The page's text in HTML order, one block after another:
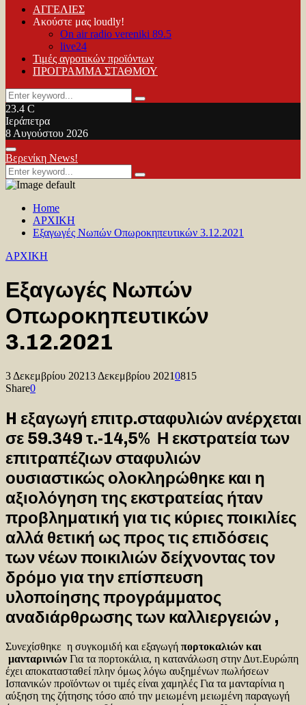
ΑΓΓΕΛΙΕΣ
Ακούστε μας loudly!
On air radio vereniki 89.5
live24
Τιμές αγροτικών προϊόντων
ΠΡΟΓΡΑΜΜΑ ΣΤΑΘΜΟΥ
Search
for:
Search
23.4 C
Ιεράπετρα
8 Αυγούστου 2026
Facebook
Twitter
Youtube
Primary
Menu
Βερενίκη News!
Search
for:
Search
Home
ΑΡΧΙΚΗ
Εξαγωγές Νωπών Οπωροκηπευτικών 3.12.2021
ΑΡΧΙΚΗ
Εξαγωγές Νωπών
Οπωροκηπευτικών
3.12.2021
3 Δεκεμβρίου 20213 Δεκεμβρίου 20210815
Share0
H εξαγωγή επιτρ.σταφυλιών ανέρχεται
σε 59.349 τ.-14,5% Η εκστρατεία των
επιτραπέζιων σταφυλιών
ουσιαστικώς ολοκληρώθηκε και η
αξιολόγηση της εκστρατείας ήταν
προβληματική για τις κύριες ποικιλίες
αλλά θετική ως προς τις επιδόσεις
των νέων ποικιλιών δείχνοντας τον
δρόμο για την επίσπευση
υλοποίησης προγράμματος
αναδιάρθρωσης των καλλιεργειών ,
Συνεχίσθηκε η συγκομιδή και εξαγωγή πορτοκαλιών και
μανταρινιών Για τα πορτοκάλια, η κατανάλωση στην Δυτ.Ευρώπη
έχει αποκατασταθεί πλην όμως λόγω αυξημένων πωλήσεων
Ισπανικών προϊόντων οι τιμές είναι χαμηλές Για τα μανταρίνια η
αύξηση της ζήτησης τόσο από την μειωμένη μειωμένη παραγωγή